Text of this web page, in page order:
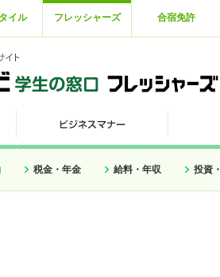
イル フレッシャーズ 合宿免許
税金・年金 給料・年収 投資